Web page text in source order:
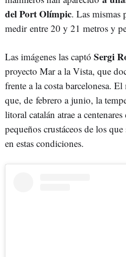
del Port Olímpic. Las mismas
medir entre 20 y 21 metros y
Las imágenes las captó Sergi
proyecto Mar a la Vista, que
frente a la costa barcelonesa.
que, de febrero a junio, la
litoral catalán atrae a
pequeños crustáceos de los
en estas condiciones.